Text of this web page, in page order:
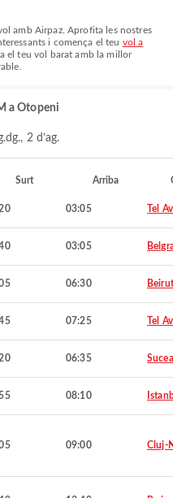
amb Airpaz. Aprofita les nostres
i comença el teu vol a
el teu vol barat amb la millor
a Otopeni
dg., 2 d’ag.
Surt Arriba
03:05 Tel
03:05
06:30 Beirut
07:25 Tel
06:35
08:10
09:00 Cluj-